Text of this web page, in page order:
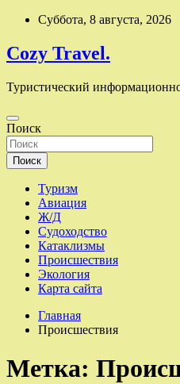
Перейти
содержимому
Суббота, 8 августа, 2026
Cozy Travel.
Туристический
Поиск
Поиск
Туризм
Авиация
Ж/Д
Судоходство
Катаклизмы
Происшествия
Экология
Карта сайта
Главная
Происшествия
Метка: